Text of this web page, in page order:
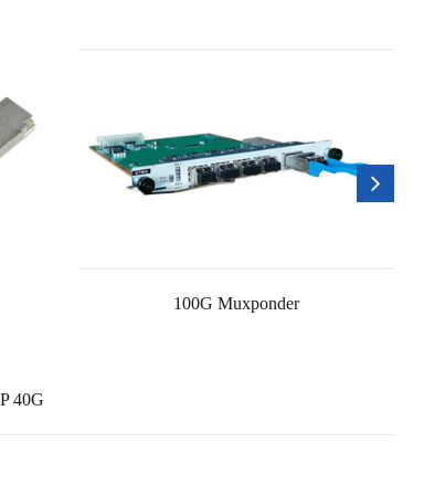
40G
100G Muxponder